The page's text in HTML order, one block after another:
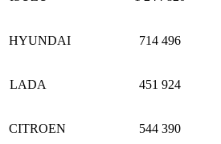
HYUNDAI 714 496
LADA 451 924
CITROEN 544 390